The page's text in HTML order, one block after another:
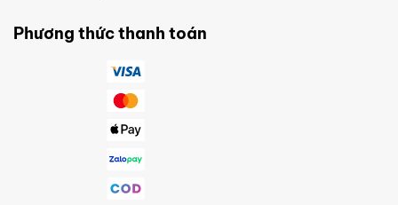
Phương thức thanh toán